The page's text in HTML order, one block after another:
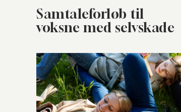
Samtaleforløb til
voksne med selvskade